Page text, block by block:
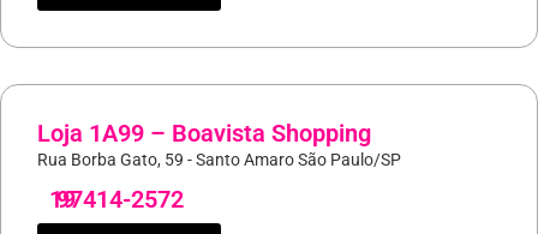
Loja 1A99 – Boavista Shopping
Rua Borba Gato, 59 - Santo Amaro São Paulo/SP
19
97414-2572